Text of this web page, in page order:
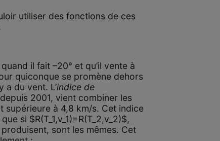
utiliser des fonctions de ces
il fait –20° et qu’il vente à
quiconque se promène dehors
a du vent. L’indice de
2001, vient combiner les
supérieure à 4,8 km/s. Cet indice
si $R(T_1,v_1)=R(T_2,v_2)$,
sont les mêmes. Cet